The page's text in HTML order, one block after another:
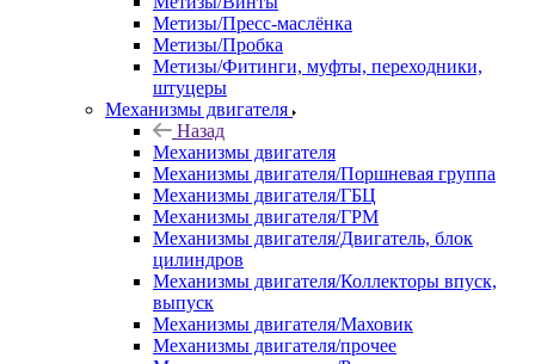
Метизы/Пресс-маслёнка
Метизы/Пробка
Метизы/Фитинги, муфты, переходники,
штуцеры
Механизмы двигателя
Назад
Механизмы двигателя
Механизмы двигателя/Поршневая группа
Механизмы двигателя/ГБЦ
Механизмы двигателя/ГРМ
Механизмы двигателя/Двигатель, блок
цилиндров
Механизмы двигателя/Коллекторы впуск,
выпуск
Механизмы двигателя/Маховик
Механизмы двигателя/прочее